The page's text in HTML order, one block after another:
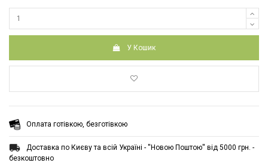
У Кошик
Оплата готівкою, безготівкою
Доставка по Києву та всій Україні - ''Новою Поштою'' від 5000 грн. -
безкоштовно